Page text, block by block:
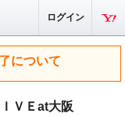
ログイン
について
ＶＥat大阪